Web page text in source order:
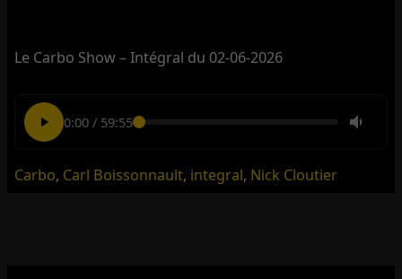
Le Carbo Show – Intégral du 02-06-2026
0:00/ 59:55
Carbo, Carl Boissonnault, integral, Nick Cloutier